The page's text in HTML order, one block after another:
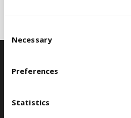
Selection
Necessary
Preferences
Statistics